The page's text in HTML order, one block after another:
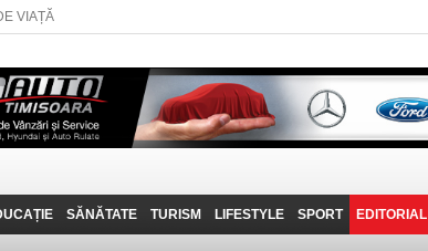
VIAȚĂ
SĂNĂTATE TURISM LIFESTYLE SPORT EDITORIAL